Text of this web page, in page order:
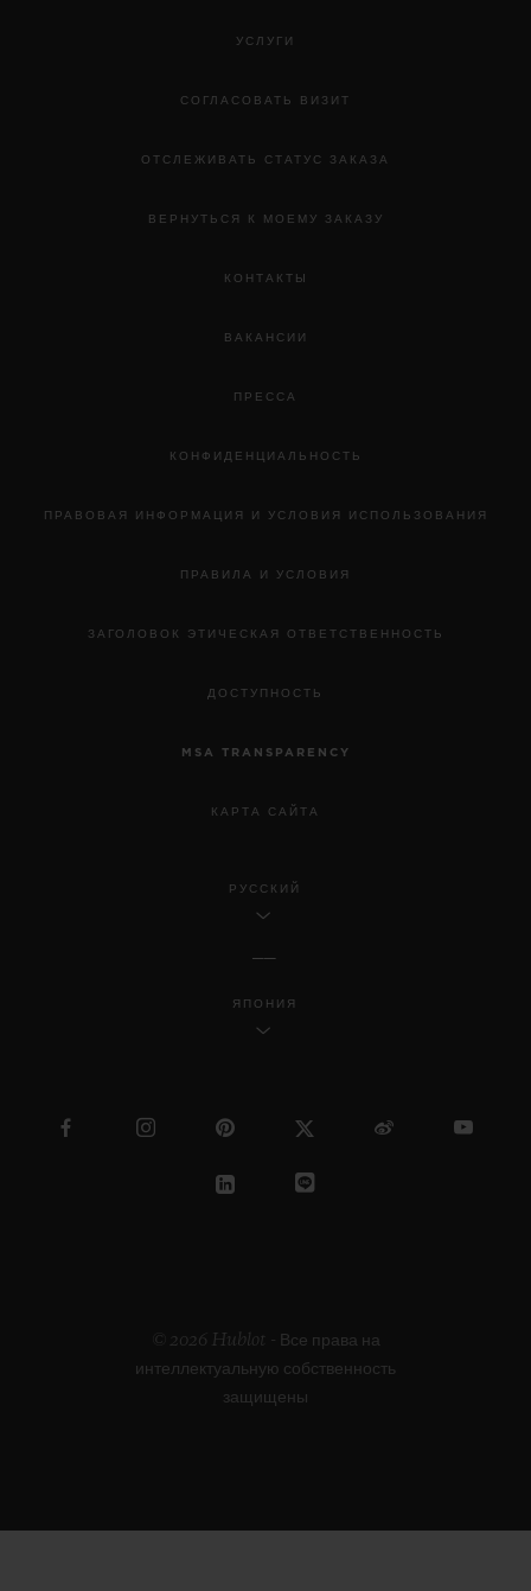
УСЛУГИ
СОГЛАСОВАТЬ ВИЗИТ
ОТСЛЕЖИВАТЬ СТАТУС ЗАКАЗА
ВЕРНУТЬСЯ К МОЕМУ ЗАКАЗУ
КОНТАКТЫ
ВАКАНСИИ
ПРЕССА
КОНФИДЕНЦИАЛЬНОСТЬ
ПРАВОВАЯ ИНФОРМАЦИЯ И УСЛОВИЯ ИСПОЛЬЗОВАНИЯ
ПРАВИЛА И УСЛОВИЯ
ЗАГОЛОВОК ЭТИЧЕСКАЯ ОТВЕТСТВЕННОСТЬ
ДОСТУПНОСТЬ
MSA TRANSPARENCY
КАРТА САЙТА
РУССКИЙ
ЯПОНИЯ
© 2026 Hublot - Все права на
интеллектуальную собственность
защищены